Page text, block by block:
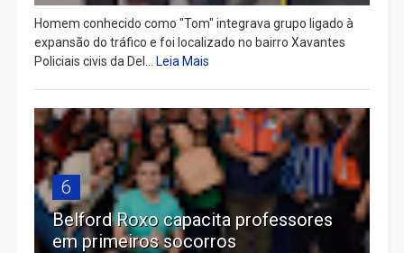
Homem conhecido como "Tom" integrava grupo ligado à
expansão do tráfico e foi localizado no bairro Xavantes
Policiais civis da Del...
Leia Mais
6
Belford Roxo capacita professores
em primeiros socorros